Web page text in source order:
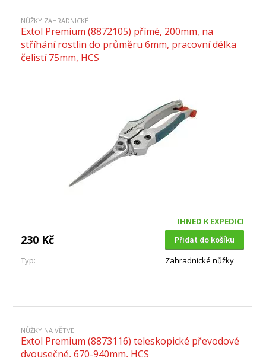
NŮŽKY ZAHRADNICKÉ
Extol Premium (8872105) přímé, 200mm, na
stříhání rostlin do průměru 6mm, pracovní délka
čelistí 75mm, HCS
IHNED K EXPEDICI
230 Kč
Přidat do košíku
Typ:
Zahradnické nůžky
NŮŽKY NA VĚTVE
Extol Premium (8873116) teleskopické převodové
dvousečné, 670-940mm, HCS